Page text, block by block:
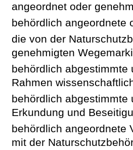
angeordnet oder
behördlich angeordnete
die von der
genehmigten
behördlich abgestimmte
Rahmen
behördlich abgestimmte
Erkundung und
behördlich angeordnete
mit der